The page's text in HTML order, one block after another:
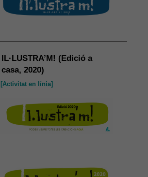
IL·LUSTRA’M! (Edició a
casa, 2020)
[Activitat en línia]